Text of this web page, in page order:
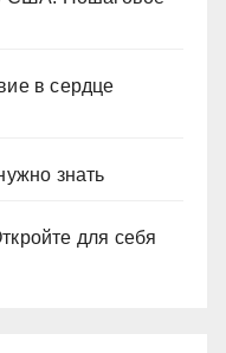
в сердце
знать
для себя